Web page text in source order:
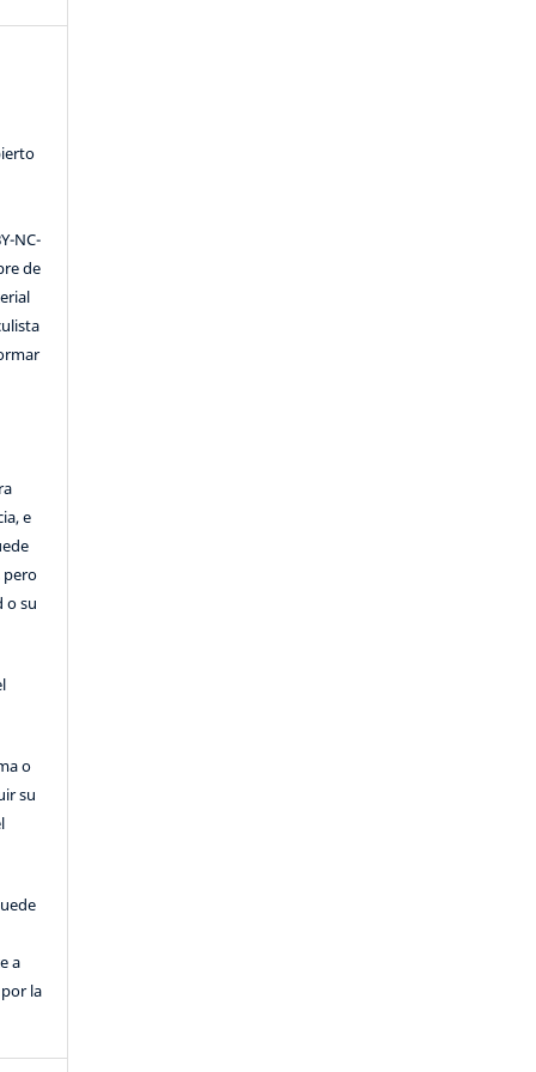
NC-
de
e
pero
o su
o
su
a
la